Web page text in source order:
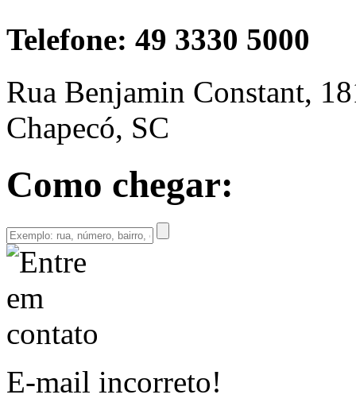
Telefone: 49 3330 5000
Rua Benjamin Constant,
Chapecó, SC
Como chegar:
E-mail incorreto!